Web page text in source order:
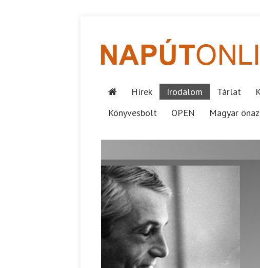
Hírek Irodalom Tárlat
Könyvesbolt
OPEN Magyar